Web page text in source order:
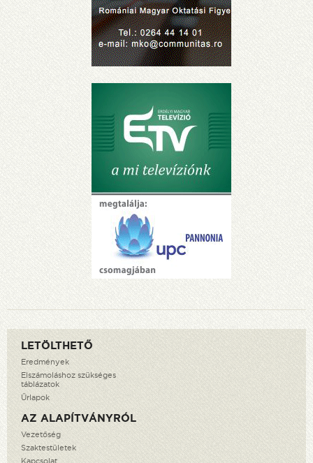
LETÖLTHETŐ
Eredmények
Elszámoláshoz szükséges
táblázatok
Űrlapok
AZ ALAPÍTVÁNYRÓL
Vezetőség
Szaktestületek
Kapcsolat